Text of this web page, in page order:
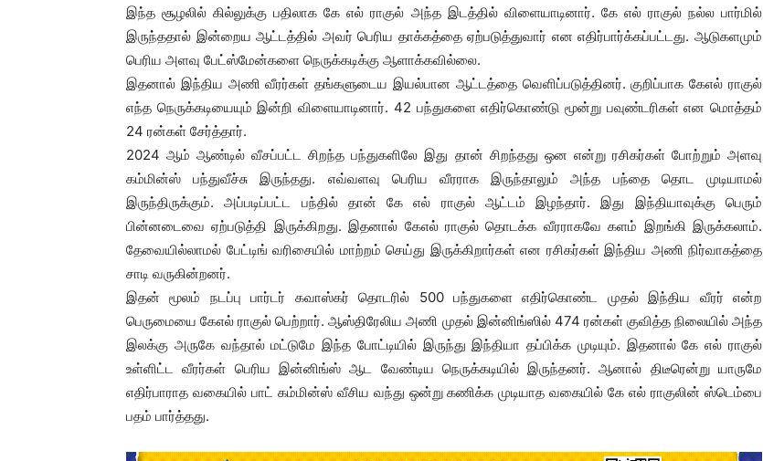
இந்த சூழலில் கில்லுக்கு பதிலாக கே எல் ராகுல் அந்த இடத்தில் விளையாடினார். கே எல் ராகுல் நல்ல பார்மில்
இருந்ததால் இன்றைய ஆட்டத்தில் அவர் பெரிய தாக்கத்தை ஏற்படுத்துவார் என எதிர்பார்க்கப்பட்டது. ஆடுகளமும்
பெரிய அளவு பேட்ஸ்மேன்களை நெருக்கடிக்கு ஆளாக்கவில்லை.
இதனால் இந்திய அணி வீரர்கள் தங்களுடைய இயல்பான ஆட்டத்தை வெளிப்படுத்தினர். குறிப்பாக கேஎல் ராகுல்
எந்த நெருக்கடியையும் இன்றி விளையாடினார். 42 பந்துகளை எதிர்கொண்டு மூன்று பவுண்டரிகள் என மொத்தம்
24 ரன்கள் சேர்த்தார்.
2024 ஆம் ஆண்டில் வீசப்பட்ட சிறந்த பந்துகளிலே இது தான் சிறந்தது ஒன என்று ரசிகர்கள் போற்றும் அளவு
கம்மின்ஸ் பந்துவீச்சு இருந்தது. எவ்வளவு பெரிய வீரராக இருந்தாலும் அந்த பந்தை தொட முடியாமல்
இருந்திருக்கும். அப்படிப்பட்ட பந்தில் தான் கே எல் ராகுல் ஆட்டம் இழந்தார். இது இந்தியாவுக்கு பெரும்
பின்னடைவை ஏற்படுத்தி இருக்கிறது. இதனால் கேஎல் ராகுல் தொடக்க வீரராகவே களம் இறங்கி இருக்கலாம்.
தேவையில்லாமல் பேட்டிங் வரிசையில் மாற்றம் செய்து இருக்கிறார்கள் என ரசிகர்கள் இந்திய அணி நிர்வாகத்தை
சாடி வருகின்றனர்.
இதன் மூலம் நடப்பு பார்டர் கவாஸ்கர் தொடரில் 500 பந்துகளை எதிர்கொண்ட முதல் இந்திய வீரர் என்ற
பெருமையை கேஎல் ராகுல் பெற்றார். ஆஸ்திரேலிய அணி முதல் இன்னிங்ஸில் 474 ரன்கள் குவித்த நிலையில் அந்த
இலக்கு அருகே வந்தால் மட்டுமே இந்த போட்டியில் இருந்து இந்தியா தப்பிக்க முடியும். இதனால் கே எல் ராகுல்
உள்ளிட்ட வீரர்கள் பெரிய இன்னிங்ஸ் ஆட வேண்டிய நெருக்கடியில் இருந்தனர். ஆனால் திடீரென்று யாருமே
எதிர்பாராத வகையில் பாட் கம்மின்ஸ் வீசிய வந்து ஒன்று கணிக்க முடியாத வகையில் கே எல் ராகுலின் ஸ்டெம்பை
பதம் பார்த்தது.